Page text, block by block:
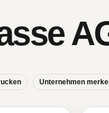
Unternehmen